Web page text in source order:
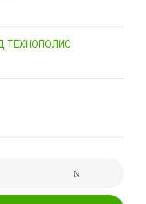
ТЕХНОПОЛИС